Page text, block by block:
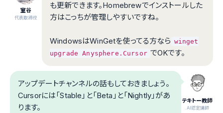
室谷
代表取締役
も更新できます。Homebrewでインストールした
方はこっちが管理しやすいですね。
WindowsはWinGetを使ってる方なら winget
upgrade Anysphere.Cursor でOKです。
テキトー教師
.AI認定講師
アップデートチャンネルの話もしておきましょう。
Cursorには「Stable」と「Beta」と「Nightly」があ
ります。